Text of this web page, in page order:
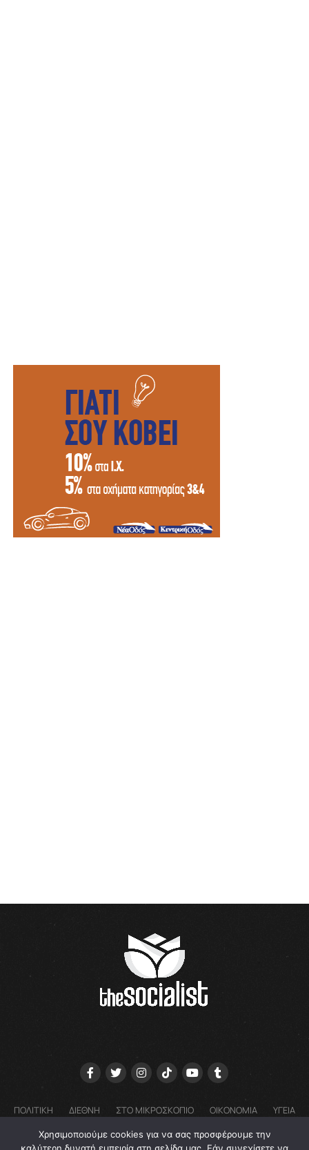
ΠΟΛΙΤΙΚΗ ΔΙΕΘΝΗ ΣΤΟ ΜΙΚΡΟΣΚΟΠΙΟ ΟΙΚΟΝΟΜΙΑ
ΥΓΕΙΑ
ΓΝΩΜΕΣ
COOKIE POLICY (EU) – ΠΟΛΙΤΙΚΗ ΑΠΟΡΡΗΤΟΥ
EMAIL: GRTHESOCIALIST@GMAIL.COM
Χρησιμοποιούμε cookies για να σας προσφέρουμε την